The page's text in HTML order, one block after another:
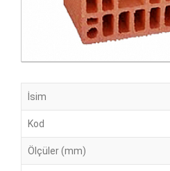
İsim
Kod
Ölçüler (mm)